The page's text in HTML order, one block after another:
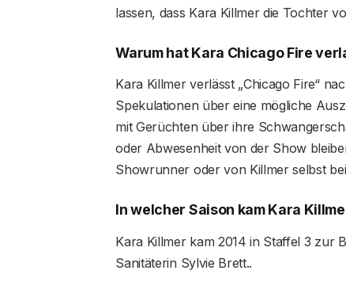
lassen, dass Kara Killmer die Tochter
Warum hat Kara Chicago Fire
Kara Killmer verlässt „Chicago Fire“
Spekulationen über eine mögliche
mit Gerüchten über ihre
oder Abwesenheit von der Show
Showrunner oder von Killmer selbst
In welcher Saison kam Kara
Kara Killmer kam 2014 in Staffel 3 zur
Sanitäterin Sylvie Brett.​.